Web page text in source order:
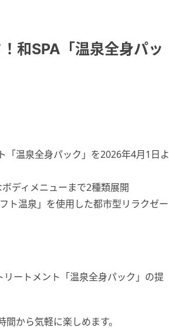
和SPA「温泉全身パッ
「温泉全身パック」を2026年4月1日よ
ディメニューまで2種類展開
ト温泉」を使用した都市型リラクゼー
ートメント「温泉全身パック」の提
から気軽に楽しめます。